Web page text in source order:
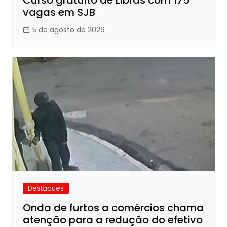
vagas em SJB
5 de agosto de 2026
Destaques
Onda de furtos a comércios chama
atenção para a redução do efetivo